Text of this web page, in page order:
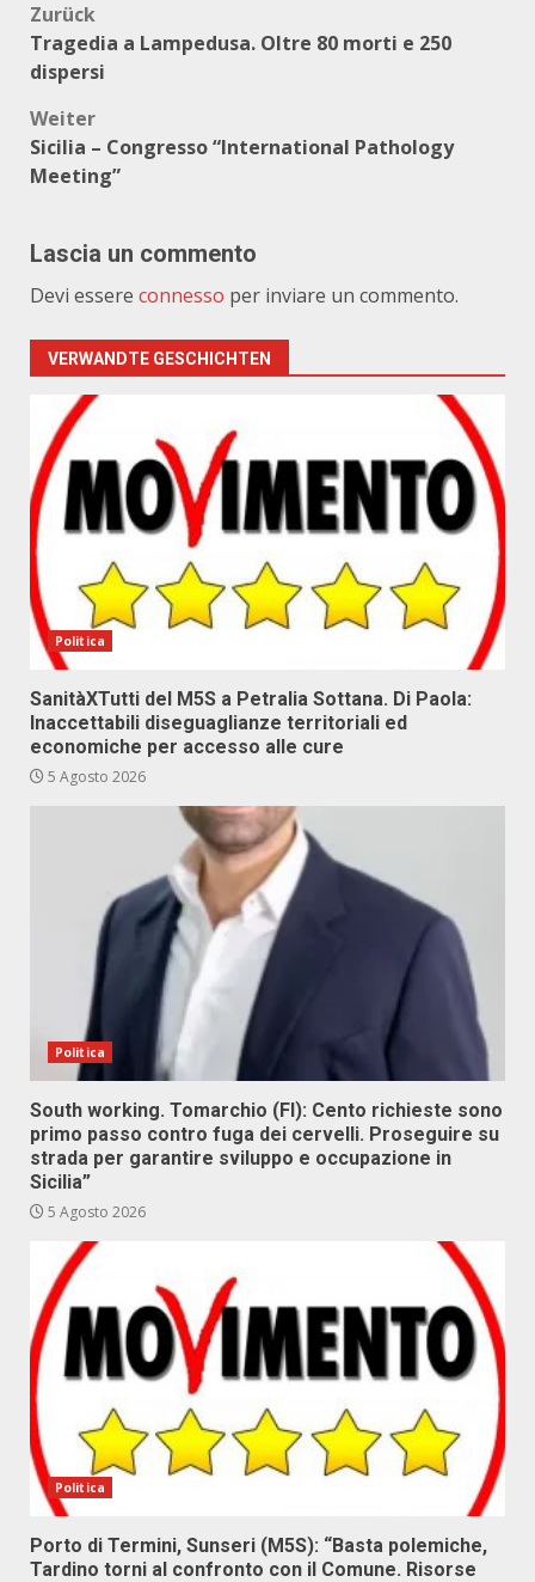
Beitragsnavigation
Zurück
Tragedia a Lampedusa. Oltre 80 morti e 250
dispersi
Weiter
Sicilia – Congresso “International Pathology
Meeting”
Lascia un commento
Devi essere connesso per inviare un commento.
VERWANDTE GESCHICHTEN
Politica
SanitàXTutti del M5S a Petralia Sottana. Di Paola:
Inaccettabili diseguaglianze territoriali ed
economiche per accesso alle cure
5 Agosto 2026
Politica
South working. Tomarchio (FI): Cento richieste sono
primo passo contro fuga dei cervelli. Proseguire su
strada per garantire sviluppo e occupazione in
Sicilia”
5 Agosto 2026
Politica
Porto di Termini, Sunseri (M5S): “Basta polemiche,
Tardino torni al confronto con il Comune. Risorse